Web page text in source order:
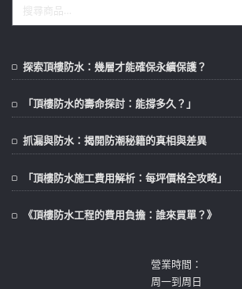
探索頂樓防水：幾層才能確保永續保護？
「頂樓防水的壽命探討：能撐多久？」
抓漏與防水：揭開防潮秘籍的真相與差異
「頂樓防水施工費用解析：每坪價格全攻略」
《頂樓防水工程的費用負擔：誰來買單？》
營業時間：
周一到周日